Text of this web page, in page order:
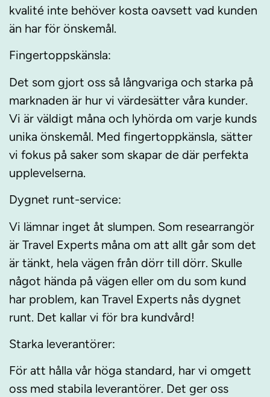
kvalité inte behöver kosta oavsett vad kunden
än har för önskemål.
Fingertoppskänsla:
Det som gjort oss så långvariga och starka på
marknaden är hur vi värdesätter våra kunder.
Vi är väldigt måna och lyhörda om varje kunds
unika önskemål. Med fingertoppkänsla, sätter
vi fokus på saker som skapar de där perfekta
upplevelserna.
Dygnet runt-service:
Vi lämnar inget åt slumpen. Som researrangör
är Travel Experts måna om att allt går som det
är tänkt, hela vägen från dörr till dörr. Skulle
något hända på vägen eller om du som kund
har problem, kan Travel Experts nås dygnet
runt. Det kallar vi för bra kundvård!
Starka leverantörer:
För att hålla vår höga standard, har vi omgett
oss med stabila leverantörer. Det ger oss